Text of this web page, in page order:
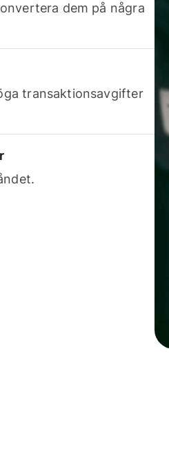
dem på några
transaktionsavgifter